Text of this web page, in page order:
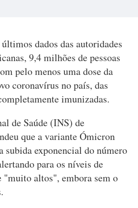
dados das autoridades
9,4 milhões de pessoas
pelo menos uma dose da
coronavírus no país, das
imunizadas.
de Saúde (INS) de
que a variante Ómicron
subida exponencial do número
para os níveis de
altos", embora sem o